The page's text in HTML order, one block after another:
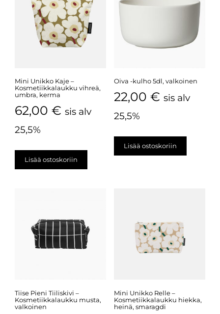
Mini Unikko Kaje –
Kosmetiikkalaukku vihreä,
umbra, kerma
62,00 € sis alv
25,5%
Lisää ostoskoriin
Oiva -kulho 5dl, valkoinen
22,00 € sis alv
25,5%
Lisää ostoskoriin
Tiise Pieni Tiiliskivi –
Kosmetiikkalaukku musta,
valkoinen
Mini Unikko Relle –
Kosmetiikkalaukku hiekka,
heinä, smaragdi